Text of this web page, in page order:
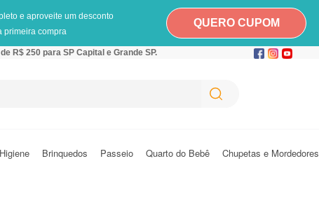
e aproveite um desconto
primeira compra
QUERO CUPOM
R$ 250 para SP Capital e Grande SP.
Brinquedos Passeio Quarto do Bebê Chupetas e Mordedores